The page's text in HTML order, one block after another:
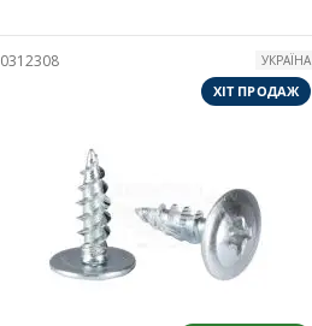
0312308
УКРАЇНА
ХІТ ПРОДАЖ